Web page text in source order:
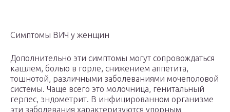
Симптомы ВИЧ у женщин
Дополнительно эти симптомы могут сопровождаться
кашлем, болью в горле, снижением аппетита,
тошнотой, различными заболеваниями мочеполовой
системы. Чаще всего это молочница, генитальный
герпес, эндометрит. В инфицированном организме
эти заболевания характеризуются упорным